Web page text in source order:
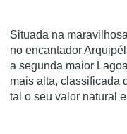
Situada na
no encantador
a segunda maior
mais alta, classificada
tal o seu valor natural